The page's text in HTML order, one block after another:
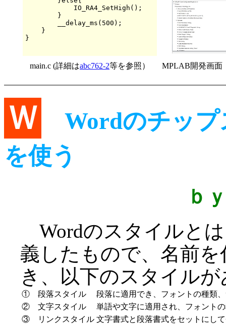
            IO_RA4_SetHigh();
        }
        __delay_ms(500);
    }
main.c (詳細はabc762-2等を参照） MPLAB開発画面
Ｗ
Wordのチップ
を使う
ｂ
Wordのスタイルと
義したもので、名前
き、以下のスタイル
① 段落スタイル
段落に適用でき、フォントの種類
② 文字スタイル
単語や文字に適用され、フォント
③ リンクスタイル 文字書式と段落書式をセットにし